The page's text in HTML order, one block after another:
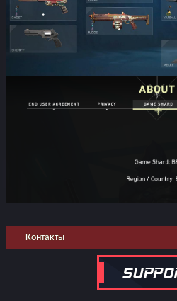
Контакты